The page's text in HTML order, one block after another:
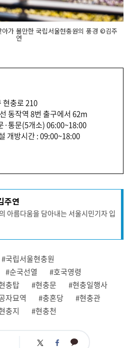
가 볼만한 국립서울현충원의 풍경 ©김주
연
충로 210
동작역 8번 출구에서 62m
통문(5개소) 06:00~18:00
개방시간 : 09:00~18:00
주연
아름다움을 담아내는 서울시민기자 입
#국립서울현충원
#순국선열
#호국영령
충탑 #현충문
#현충일행사
자묘역 #충혼당
#현충관
충지 #현충천
트 페 카